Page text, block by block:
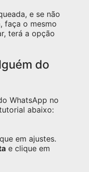
e se não
faça o mesmo
terá a opção
do
WhatsApp no
abaixo:
em ajustes.
e clique em